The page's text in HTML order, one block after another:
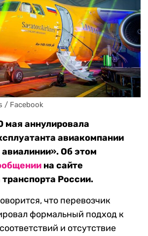
/ Facebook
мая аннулировала
авиакомпании
Об этом
на сайте
России.
что перевозчик
формальный подход к
и отсутствие